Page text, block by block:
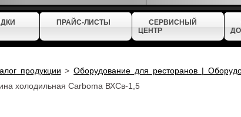
ПРАЙС-ЛИСТЫ
СЕРВИСНЫЙ
ЦЕНТР
продукции >Оборудование для ресторанов |
холодильная Carboma ВХСв-1,5